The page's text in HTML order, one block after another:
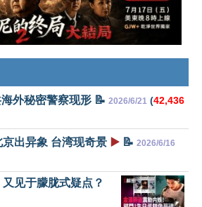
外秘密警察现形 📝 2026/6/21 (42,436
出异象 台湾现奇景 ▶️ 📝 2026/6/16
见于朦胧式疑点？